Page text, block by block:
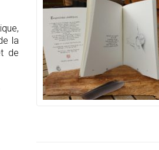
la
de